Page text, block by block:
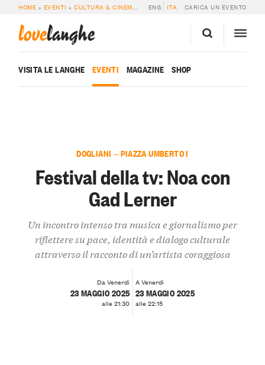
HOME » EVENTI »CULTURA & CINEMA » FESTIVAL DELLA TV: NOA CON GAD
ENG ITA CARICA UN EVENTO
lovelanghe
VISITA LE LANGHE EVENTI MAGAZINE SHOP
DOGLIANI — PIAZZA UMBERTO I
Festival della tv: Noa con
Gad Lerner
Un incontro intenso tra musica e giornalismo per
riflettere su pace, identità e dialogo culturale
attraverso il racconto di un’artista coraggiosa
Da Venerdì
23 MAGGIO 2025
alle 21:30
A Venerdì
23 MAGGIO 2025
alle 22:15